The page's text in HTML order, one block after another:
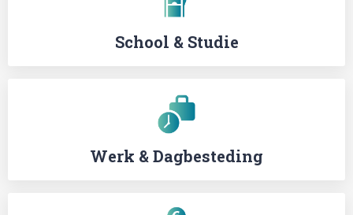
School & Studie
Werk & Dagbesteding